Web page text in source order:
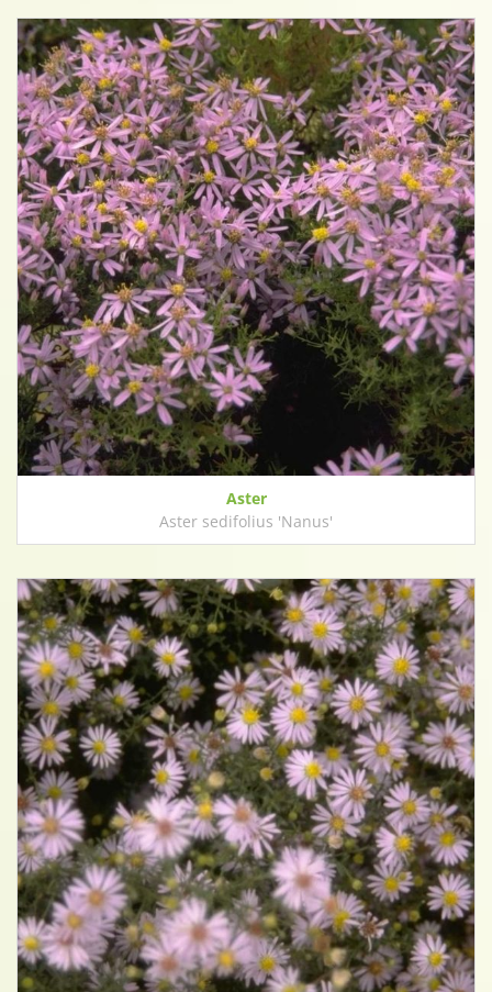
Aster
Aster sedifolius 'Nanus'